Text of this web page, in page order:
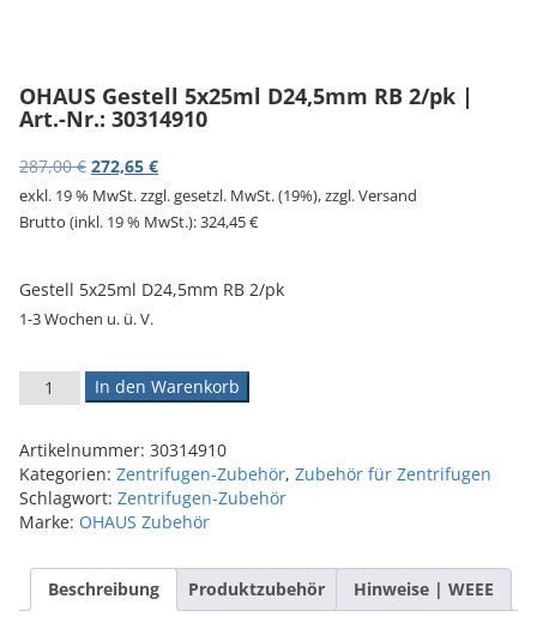
OHAUS Gestell 5x25ml D24,5mm RB 2/pk |
Art.-Nr.: 30314910
287,00€ Ursprünglicher Preis war: 287,00 €
272,65 €Aktueller Preis ist: 272,65 €.
exkl. 19 % MwSt.zzgl. gesetzl. MwSt. (19%), zzgl. Versand
Brutto (inkl. 19 % MwSt.):324,45€
Gestell 5x25ml D24,5mm RB 2/pk
1-3 Wochen u. ü. V.
OHAUS Gestell 5x25ml D24,5mm RB 2/pk | Art.-Nr.: 30314910
In den Warenkorb
Artikelnummer: 30314910
Kategorien: Zentrifugen-Zubehör, Zubehör für Zentrifugen
Schlagwort: Zentrifugen-Zubehör
Marke: OHAUS Zubehör
Beschreibung Produktzubehör Hinweise | WEEE